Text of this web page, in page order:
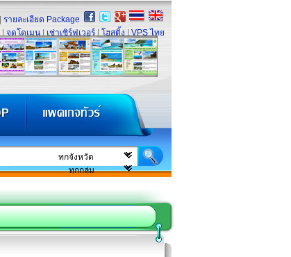
รายละเอียด Package
จดโดเมน เช่าเซิร์ฟเวอร์ โฮสติ้ง VPS ไทย